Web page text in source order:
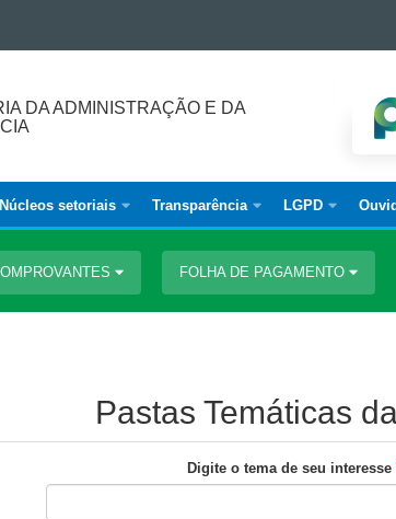
DA ADMINISTRAÇÃO E DA
Núcleos setoriais Transparência LGPD
FOLHA DE PAGAMENTO
Pastas Temáticas
Digite o tema de seu interesse